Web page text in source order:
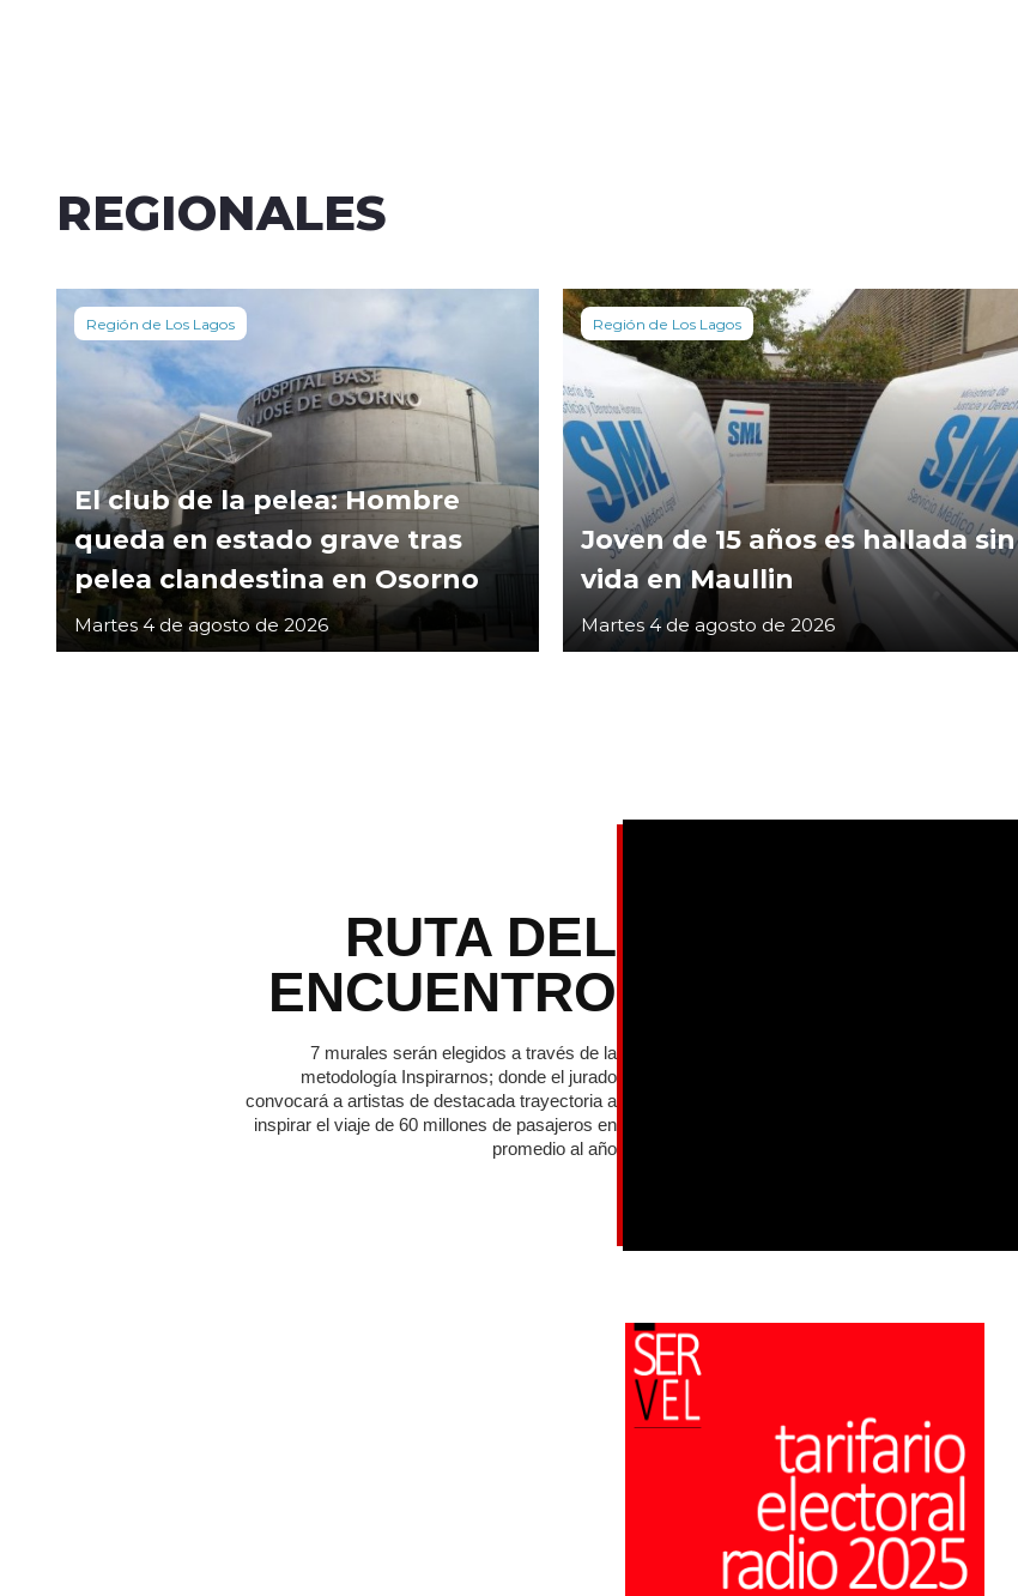
REGIONALES
Región de Los Lagos
El club de la pelea: Hombre
queda en estado grave tras
pelea clandestina en Osorno
Martes 4 de agosto de 2026
Región de Los Lagos
Joven de 15 años es hallada sin
vida en Maullin
Martes 4 de agosto de 2026
RUTA DEL
ENCUENTRO
7 murales serán elegidos a través de la
metodología Inspirarnos; donde el jurado
convocará a artistas de destacada trayectoria a
inspirar el viaje de 60 millones de pasajeros en
promedio al año